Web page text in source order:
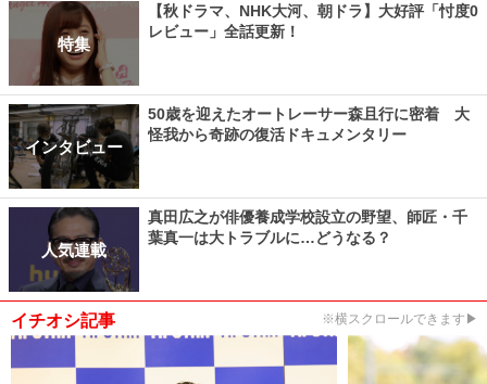
特集
【秋ドラマ、NHK大河、朝ドラ】大好評「忖度0
レビュー」全話更新！
インタビュー
50歳を迎えたオートレーサー森且行に密着 大
怪我から奇跡の復活ドキュメンタリー
人気連載
真田広之が俳優養成学校設立の野望、師匠・千
葉真一は大トラブルに…どうなる？
イチオシ記事 ※横スクロールできます▶